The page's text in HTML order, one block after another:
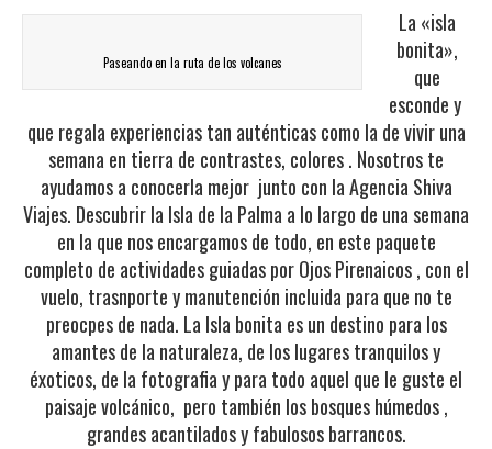
Paseando en la ruta de los volcanes
La «isla
bonita»,
que
esconde y
que regala experiencias tan auténticas como la de vivir una
semana en tierra de contrastes, colores . Nosotros te
ayudamos a conocerla mejor junto con la Agencia Shiva
Viajes. Descubrir la Isla de la Palma a lo largo de una semana
en la que nos encargamos de todo, en este paquete
completo de actividades guiadas por Ojos Pirenaicos , con el
vuelo, trasnporte y manutención incluida para que no te
preocpes de nada. La Isla bonita es un destino para los
amantes de la naturaleza, de los lugares tranquilos y
éxoticos, de la fotografia y para todo aquel que le guste el
paisaje volcánico, pero también los bosques húmedos ,
grandes acantilados y fabulosos barrancos.